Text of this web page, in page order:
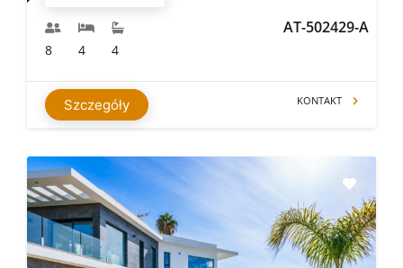
AT-502429-A
8 4 4
Szczegóły KONTAKT